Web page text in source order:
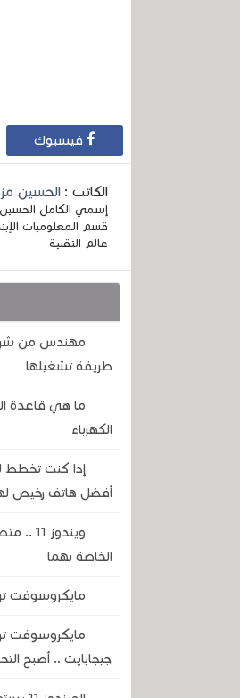
فيسبوك
الكاتب : الحسين
قسم المعلوميات
عالم التقنية
طريقة تشغيلها
ما هي قاعدة
الكهرباء
إذا كنت تخطط
أفضل هاتف رخيص
الخاصة بهما
مايكروسوفت تريد إجبارك على
جيجابايت .. أصبح